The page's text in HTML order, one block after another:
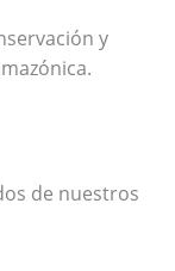
y
de nuestros